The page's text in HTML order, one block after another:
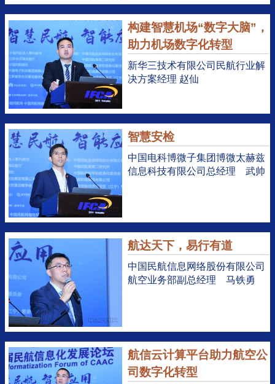
构建智慧机场“数字大脑”，
助力机场数字化转型
新华三技术有限公司民航行业解
决方案经理 赵仙
智慧安检
中国电科博微子集团博微太赫兹
信息科技有限公司总经理 武帅
航达天下，易行有道
中国民航信息网络股份有限公司
航空业务部副总经理 马铁勇
航信云计算平台助力航空公
司数字化转型